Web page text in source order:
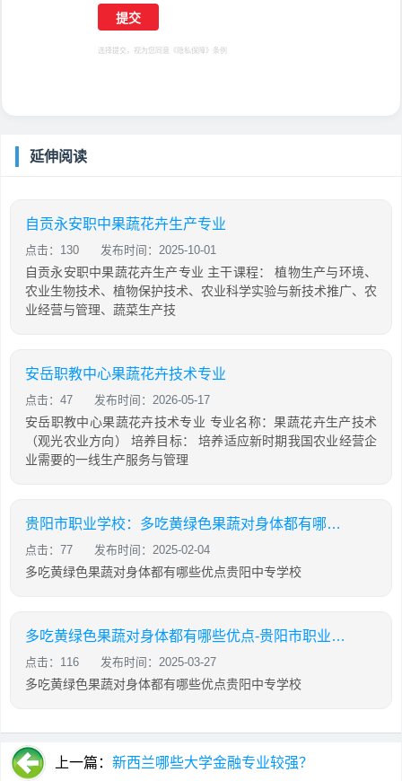
选择提交，视为您同意 《隐私保障》 条例
延伸阅读
自贡永安职中果蔬花卉生产专业
点击：130 发布时间：2025-10-01
自贡永安职中果蔬花卉生产专业 主干课程： 植物生产与环境、
农业生物技术、植物保护技术、农业科学实验与新技术推广、农
业经营与管理、蔬菜生产技
安岳职教中心果蔬花卉技术专业
点击：47 发布时间：2026-05-17
安岳职教中心果蔬花卉技术专业 专业名称：果蔬花卉生产技术
（观光农业方向） 培养目标： 培养适应新时期我国农业经营企
业需要的一线生产服务与管理
贵阳市职业学校：多吃黄绿色果蔬对身体都有哪些优点
点击：77 发布时间：2025-02-04
多吃黄绿色果蔬对身体都有哪些优点贵阳中专学校
多吃黄绿色果蔬对身体都有哪些优点-贵阳市职业学校
点击：116 发布时间：2025-03-27
多吃黄绿色果蔬对身体都有哪些优点贵阳中专学校
上一篇： 新西兰哪些大学金融专业较强？